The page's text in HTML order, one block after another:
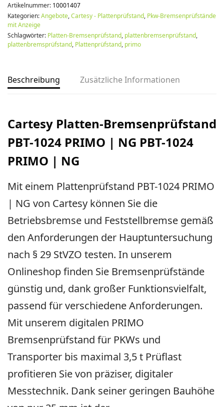
Artikelnummer: 10001407
Kategorien:Angebote,Cartesy - Plattenprüfstand, Pkw-Bremsenprüfstände
mit Anzeige
Schlagwörter: Platten-Bremsenprüfstand, plattenbremsenprüfstand,
plattenbremsprüfstand, Plattenprüfstand, primo
Beschreibung Zusätzliche Informationen
Cartesy Platten-Bremsenprüfstand
PBT-1024 PRIMO | NG PBT-1024
PRIMO | NG
Mit einem Plattenprüfstand PBT-1024 PRIMO
| NG von Cartesy können Sie die
Betriebsbremse und Feststellbremse gemäß
den Anforderungen der Hauptuntersuchung
nach § 29 StVZO testen. In unserem
Onlineshop finden Sie Bremsenprüfstände
günstig und, dank großer Funktionsvielfalt,
passend für verschiedene Anforderungen.
Mit unserem digitalen PRIMO
Bremsenprüfstand für PKWs und
Transporter bis maximal 3,5 t Prüflast
profitieren Sie von präziser, digitaler
Messtechnik. Dank seiner geringen Bauhöhe